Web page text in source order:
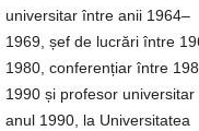
universitar între anii 1964–
1969, șef de lucrări între
1980, conferențiar între
1990 și profesor universitar
anul 1990, la Universitatea